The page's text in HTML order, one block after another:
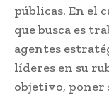
públicas. En el
que busca es
agentes
líderes en su
objetivo, poner